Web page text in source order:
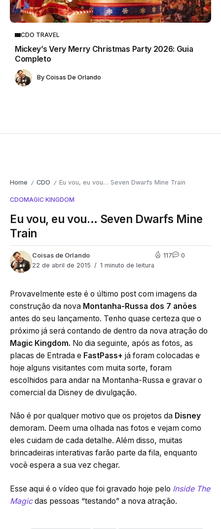
CDO TRAVEL
Mickey’s Very Merry Christmas Party 2026: Guia
Completo
By Coisas De Orlando
Home / CDO / Eu vou, eu vou… Seven Dwarfs Mine Train
CDOMAGIC KINGDOM
Eu vou, eu vou… Seven Dwarfs Mine
Train
Coisas de Orlando
22 de abril de 2015
1 minuto de leitura
117 0
Provavelmente este é o último post com imagens da
construção da nova Montanha-Russa dos 7 anões
antes do seu lançamento. Tenho quase certeza que o
próximo já será contando de dentro da nova atração do
Magic Kingdom. No dia seguinte, após as fotos, as
placas de Entrada e FastPass+ já foram colocadas e
hoje alguns visitantes com muita sorte, foram
escolhidos para andar na Montanha-Russa e gravar o
comercial da Disney de divulgação.
Não é por qualquer motivo que os projetos da Disney
demoram. Deem uma olhada nas fotos e vejam como
eles cuidam de cada detalhe. Além disso, muitas
brincadeiras interativas farão parte da fila, enquanto
você espera a sua vez chegar.
Esse aqui é o vídeo que foi gravado hoje pelo Inside The
Magicdas pessoas “testando” a nova atração.